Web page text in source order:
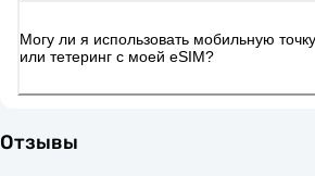
Могу ли я использовать мобильную
или тетеринг с моей eSIM?
Отзывы